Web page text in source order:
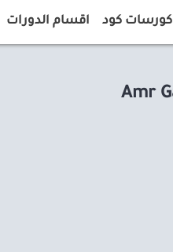
كورسات كود اقسام الدورات